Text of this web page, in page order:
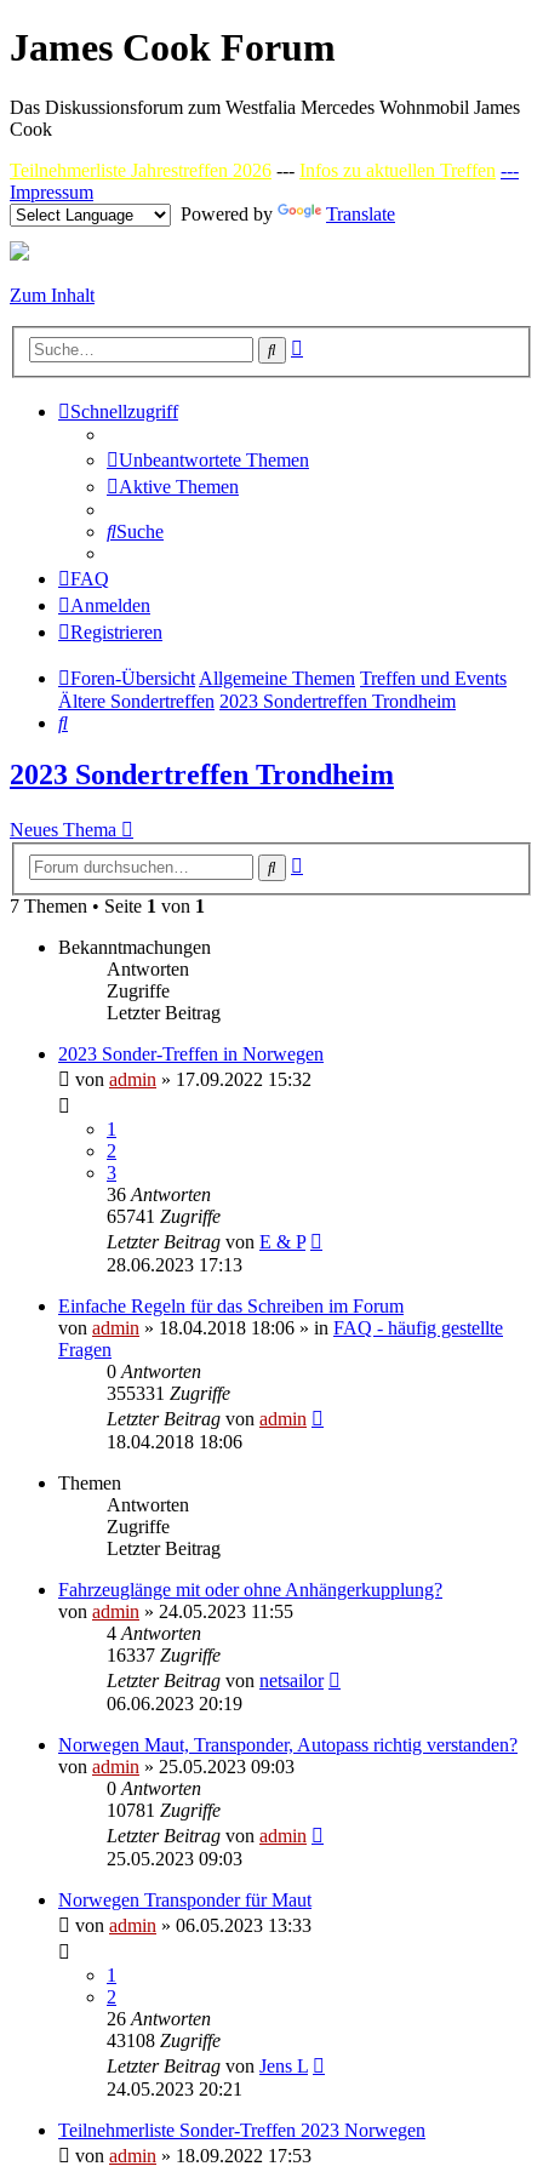
James Cook Forum
Das Diskussionsforum zum Westfalia Mercedes Wohnmobil James
Cook
Teilnehmerliste Jahrestreffen 2026 --- Infos zu aktuellen Treffen ---
Impressum
Powered by
Translate
Zum Inhalt
Suche
Schnellzugriff
Unbeantwortete Themen
Aktive Themen
Suche
FAQ
Anmelden
Registrieren
Foren-ÜbersichtAllgemeine Themen Treffen und Events
Ältere Sondertreffen 2023 Sondertreffen Trondheim
Suche
2023 Sondertreffen Trondheim
Neues Thema
Suche
7 Themen • Seite 1 von 1
Bekanntmachungen
Antworten
Zugriffe
Letzter Beitrag
2023 Sonder-Treffen in Norwegen
von admin » 17.09.2022 15:32
1
2
3
36 Antworten
65741 Zugriffe
Letzter Beitrag von E & P
28.06.2023 17:13
Einfache Regeln für das Schreiben im Forum
von admin » 18.04.2018 18:06 » in FAQ - häufig gestellte
Fragen
0 Antworten
355331 Zugriffe
Letzter Beitrag von admin
18.04.2018 18:06
Themen
Antworten
Zugriffe
Letzter Beitrag
Fahrzeuglänge mit oder ohne Anhängerkupplung?
von admin » 24.05.2023 11:55
4 Antworten
16337 Zugriffe
Letzter Beitrag von netsailor
06.06.2023 20:19
Norwegen Maut, Transponder, Autopass richtig verstanden?
von admin » 25.05.2023 09:03
0 Antworten
10781 Zugriffe
Letzter Beitrag von admin
25.05.2023 09:03
Norwegen Transponder für Maut
von admin » 06.05.2023 13:33
1
2
26 Antworten
43108 Zugriffe
Letzter Beitrag von Jens L
24.05.2023 20:21
Teilnehmerliste Sonder-Treffen 2023 Norwegen
von admin » 18.09.2022 17:53